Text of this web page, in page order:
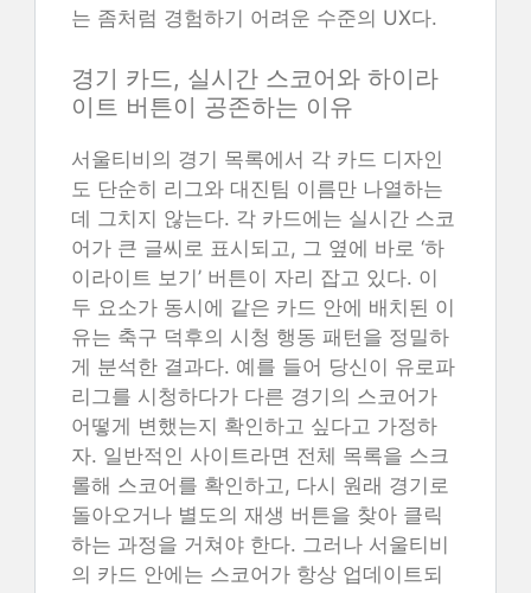
는 좀처럼 경험하기 어려운 수준의 UX다.
경기 카드, 실시간 스코어와 하이라
이트 버튼이 공존하는 이유
서울티비의 경기 목록에서 각 카드 디자인
도 단순히 리그와 대진팀 이름만 나열하는
데 그치지 않는다. 각 카드에는 실시간 스코
어가 큰 글씨로 표시되고, 그 옆에 바로 ‘하
이라이트 보기’ 버튼이 자리 잡고 있다. 이
두 요소가 동시에 같은 카드 안에 배치된 이
유는 축구 덕후의 시청 행동 패턴을 정밀하
게 분석한 결과다. 예를 들어 당신이 유로파
리그를 시청하다가 다른 경기의 스코어가
어떻게 변했는지 확인하고 싶다고 가정하
자. 일반적인 사이트라면 전체 목록을 스크
롤해 스코어를 확인하고, 다시 원래 경기로
돌아오거나 별도의 재생 버튼을 찾아 클릭
하는 과정을 거쳐야 한다. 그러나 서울티비
의 카드 안에는 스코어가 항상 업데이트되